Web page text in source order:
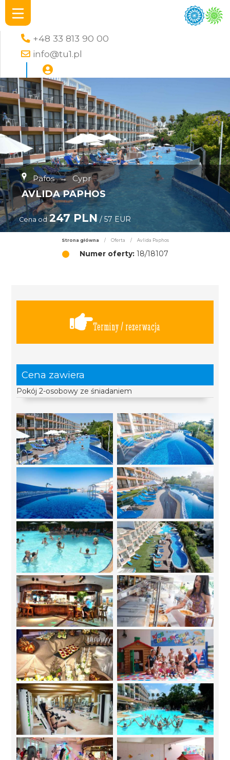
+48 33 813 90 00
info@tu1.pl
Pafos → Cypr
AVLIDA PAPHOS
Cena od 247 PLN / 57 EUR
Strona główna / Oferta / Avlida Paphos
Numer oferty:18/18107
Terminy / rezerwacja
Cena zawiera
Pokój 2-osobowy ze śniadaniem